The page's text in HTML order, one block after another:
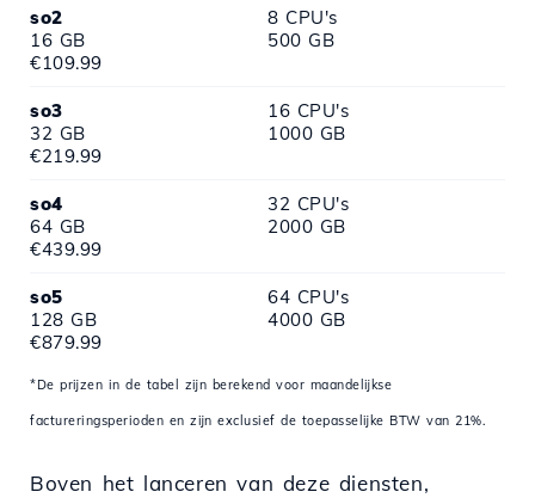
so2
8 CPU's
16 GB
500 GB
€109.99
so3
16 CPU's
32 GB
1000 GB
€219.99
so4
32 CPU's
64 GB
2000 GB
€439.99
so5
64 CPU's
128 GB
4000 GB
€879.99
*De prijzen in de tabel zijn berekend voor maandelijkse
factureringsperioden en zijn exclusief de toepasselijke BTW van 21%.
Boven het lanceren van deze diensten,